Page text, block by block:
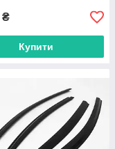
₴
Купити